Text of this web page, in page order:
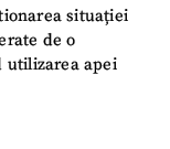
situației
de o
utilizarea apei